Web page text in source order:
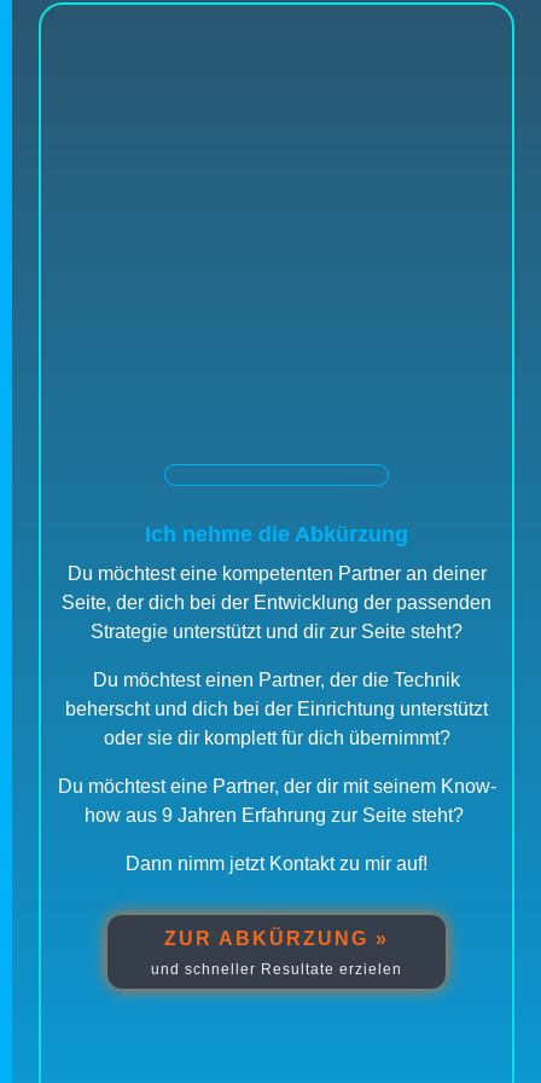
Ich nehme die Abkürzung
Du möchtest eine kompetenten Partner an deiner
Seite, der dich bei der Entwicklung der passenden
Strategie unterstützt und dir zur Seite steht?
Du möchtest einen Partner, der die Technik
beherscht und dich bei der Einrichtung unterstützt
oder sie dir komplett für dich übernimmt?
Du möchtest eine Partner, der dir mit seinem Know-
how aus 9 Jahren Erfahrung zur Seite steht?
Dann nimm jetzt Kontakt zu mir auf!
ZUR ABKÜRZUNG »
und schneller Resultate erzielen